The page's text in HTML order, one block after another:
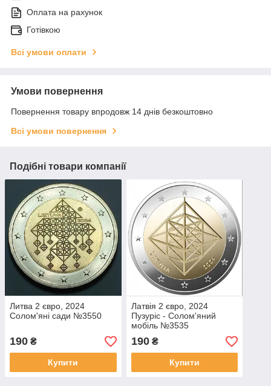
Оплата на рахунок
Готівкою
Всі умови оплати
Умови повернення
Повернення товару впродовж 14 днів безкоштовно
Всі умови повернення
Подібні товари компанії
Литва 2 євро, 2024
Солом'яні сади №3550
190 ₴
Купити
Латвія 2 євро, 2024
Пузуріс - Солом'яний
мобіль №3535
190₴
Купити